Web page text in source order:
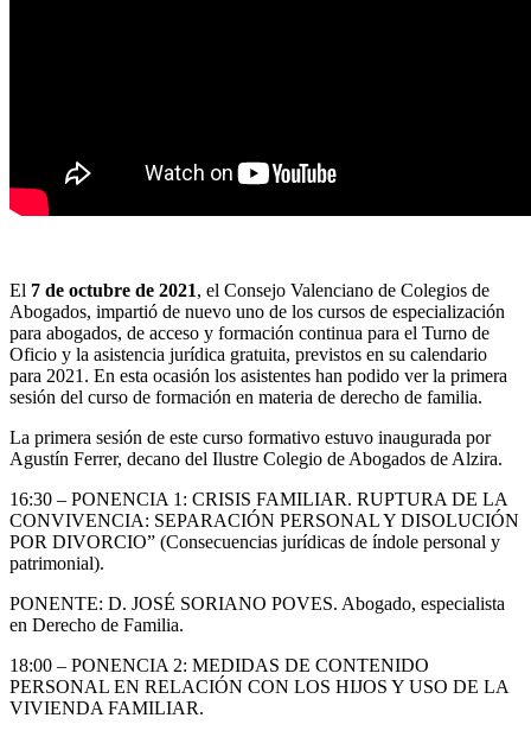
El 7 de octubre de 2021, el Consejo Valenciano de Colegios de
Abogados, impartió de nuevo uno de los cursos de especialización
para abogados, de acceso y formación continua para el Turno de
Oficio y la asistencia jurídica gratuita, previstos en su calendario
para 2021. En esta ocasión los asistentes han podido ver la primera
sesión del curso de formación en materia de derecho de familia.
La primera sesión de este curso formativo estuvo inaugurada por
Agustín Ferrer, decano del Ilustre Colegio de Abogados de Alzira.
16:30 – PONENCIA 1: CRISIS FAMILIAR. RUPTURA DE LA
CONVIVENCIA: SEPARACIÓN PERSONAL Y DISOLUCIÓN
POR DIVORCIO” (Consecuencias jurídicas de índole personal y
patrimonial).
PONENTE: D. JOSÉ SORIANO POVES. Abogado, especialista
en Derecho de Familia.
18:00 – PONENCIA 2: MEDIDAS DE CONTENIDO
PERSONAL EN RELACIÓN CON LOS HIJOS Y USO DE LA
VIVIENDA FAMILIAR.